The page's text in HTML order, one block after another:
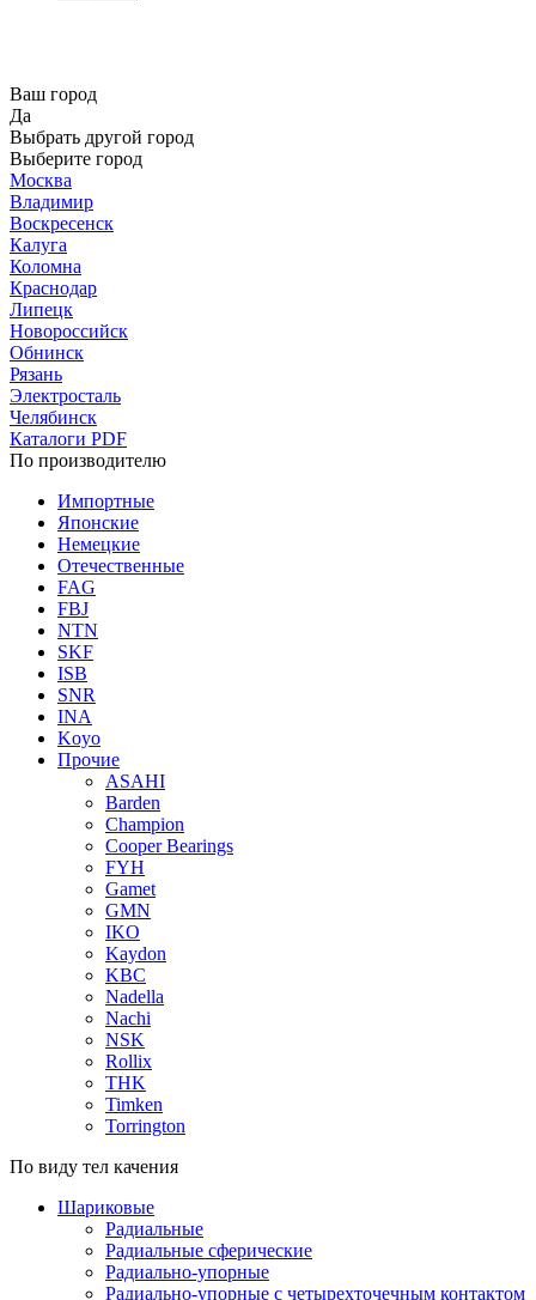
Ваш город
Да
Выбрать другой город
Выберите город
Москва
Владимир
Воскресенск
Калуга
Коломна
Краснодар
Липецк
Новороссийск
Обнинск
Рязань
Электросталь
Челябинск
Каталоги PDF
По производителю
Импортные
Японские
Немецкие
Отечественные
FAG
FBJ
NTN
SKF
ISB
SNR
INA
Koyo
Прочие
ASAHI
Barden
Champion
Cooper Bearings
FYH
Gamet
GMN
IKO
Kaydon
KBC
Nadella
Nachi
NSK
Rollix
THK
Timken
Torrington
По виду тел качения
Шариковые
Радиальные
Радиальные сферические
Радиально-упорные
Радиально-упорные с четырехточечным контактом